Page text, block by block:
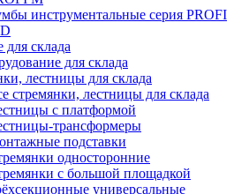
инструментальные серия PROFI
склада
для склада
лестницы для склада
стремянки, лестницы для склада
с платформой
трансформеры
подставки
односторонние
с большой площадкой
универсальные